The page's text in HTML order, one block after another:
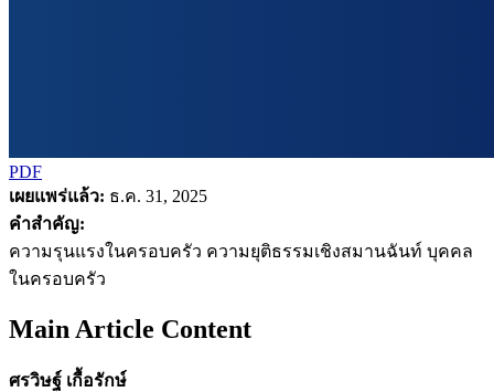
PDF
เผยแพร่แล้ว: ธ.ค. 31, 2025
คำสำคัญ:
ความรุนแรงในครอบครัว ความยุติธรรมเชิงสมานฉันท์ บุคคล
ในครอบครัว
Main Article Content
ศรวิษฐ์ เกื้อรักษ์